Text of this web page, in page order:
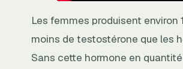
Les femmes produisent environ
moins de testostérone que les
Sans cette hormone en